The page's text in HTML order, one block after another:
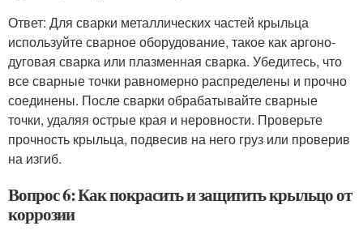
Ответ: Для сварки металлических частей крыльца
используйте сварное оборудование, такое как аргоно-
дуговая сварка или плазменная сварка. Убедитесь, что
все сварные точки равномерно распределены и прочно
соединены. После сварки обрабатывайте сварные
точки, удаляя острые края и неровности. Проверьте
прочность крыльца, подвесив на него груз или проверив
на изгиб.
Вопрос 6: Как покрасить и защитить крыльцо от
коррозии